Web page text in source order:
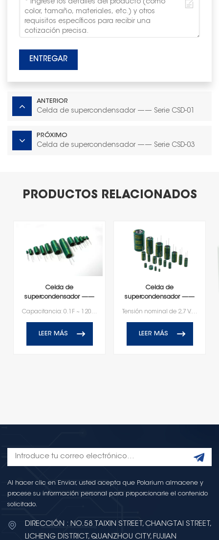
ENTREGAR
ANTERIOR
Celda de supercondensador —— Serie CSD-01
PRÓXIMO
Celda de supercondensador —— Serie CSD-03
PRODUCTOS RELACIONADOS
Celda de
supercondensador ——
Capacitancia: 0.1F ~ 120FTensión nominal: 2,7 V
LEER MÁS
Celda de
supercondensador ——
Tensión nominal de 2,7 V.Capacitancia que va desde 100F a 600F
LEER MÁS
Al hacer clic en Enviar, usted acepta que Polarium almacene y
procese su información personal para proporcionarle el contenido
solicitado.
DIRECCIÓN : NO.58 TAIXIN STREET, CHANGTAI STREET,
LICHENG DISTRICT, QUANZHOU CITY, FUJIAN